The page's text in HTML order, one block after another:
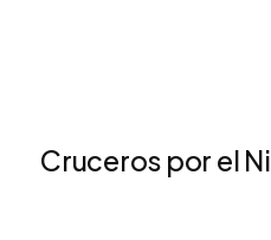
Cruceros por el